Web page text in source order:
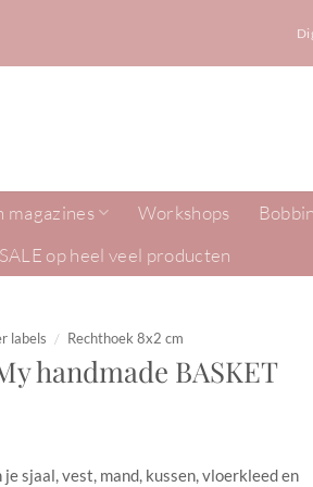
magazines Workshops
SALE op heel veel producten
labels / Rechthoek 8x2 cm
handmade BASKET
sjaal, vest, mand, kussen, vloerkleed en